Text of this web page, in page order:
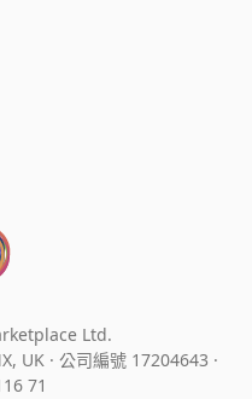
Ltd.
UK · 公司編號 17204643 ·
71